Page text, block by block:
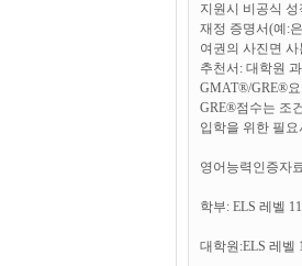
지원시 비공식
재정 증명서(예:
여권의 사진면 사
추천서: 대학원
GMAT®/GRE®
GRE®점수는 조
입학을 위한 필요
영어능력인증자
학부: ELS 레벨
대학원:ELS 레벨